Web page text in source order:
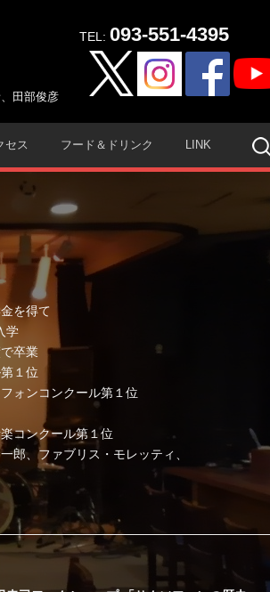
田部俊彦
TEL: 093-551-4395
セス フード＆ドリンク LINK 検
を得て
学
卒業
１位
ォンコンクール第１位
コンクール第１位
郎、ファブリス・モレッティ、